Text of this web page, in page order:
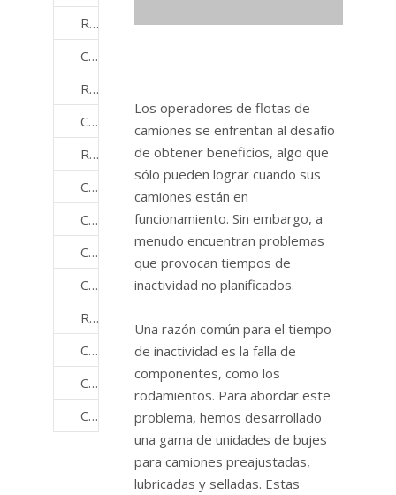
Rodamientos para manejo de materiales
Cojinetes para industrias de dispositivos médicos
Rodamientos de maquinaria minera
Cojinetes para industrias de motocicletas
Rodamientos para equipos de oficina
Cojinetes para maquinaria de fabricación de papel
Cojinetes para bombas y compresores
Cojinetes de laminación
Cojinetes para equipos de fabricación de semiconductores
Rodamientos de la industria del acero
Cojinetes de rueda de camión
Cojinetes de criba vibratoria
Cojinetes de cubo de rueda
Los operadores de flotas de
camiones se enfrentan al desafío
de obtener beneficios, algo que
sólo pueden lograr cuando sus
camiones están en
funcionamiento. Sin embargo, a
menudo encuentran problemas
que provocan tiempos de
inactividad no planificados.
Una razón común para el tiempo
de inactividad es la falla de
componentes, como los
rodamientos. Para abordar este
problema, hemos desarrollado
una gama de unidades de bujes
para camiones preajustadas,
lubricadas y selladas. Estas